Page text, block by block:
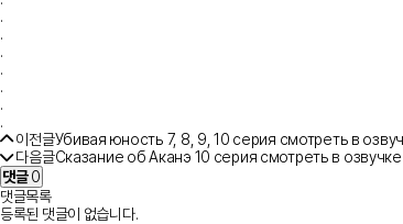
.
.
.
.
.
.
.
이전글Убивая юность 7, 8, 9, 10 серия смотреть в
다음글Сказание об Аканэ 10 серия смотреть в
댓글0
댓글목록
등록된 댓글이 없습니다.